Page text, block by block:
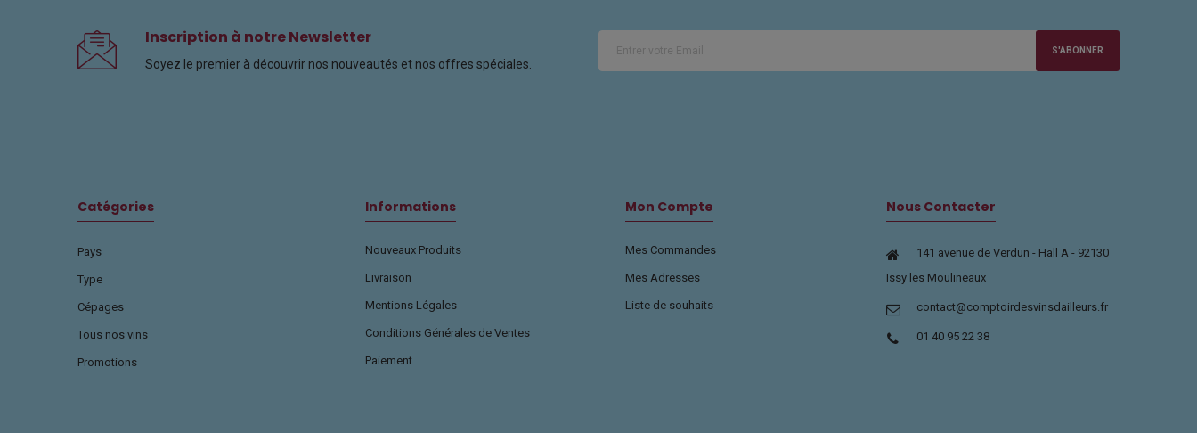
Inscription à notre Newsletter
Soyez le premier à découvrir nos nouveautés et nos offres spéciales.
S'ABONNER
Catégories
Pays
Type
Cépages
Tous nos vins
Promotions
Informations
Nouveaux Produits
Livraison
Mentions Légales
Conditions Générales de Ventes
Paiement
Mon Compte
Mes Commandes
Mes Adresses
Liste de souhaits
Nous Contacter
141 avenue de Verdun - Hall A - 92130
Issy les Moulineaux
contact@comptoirdesvinsdailleurs.fr
01 40 95 22 38